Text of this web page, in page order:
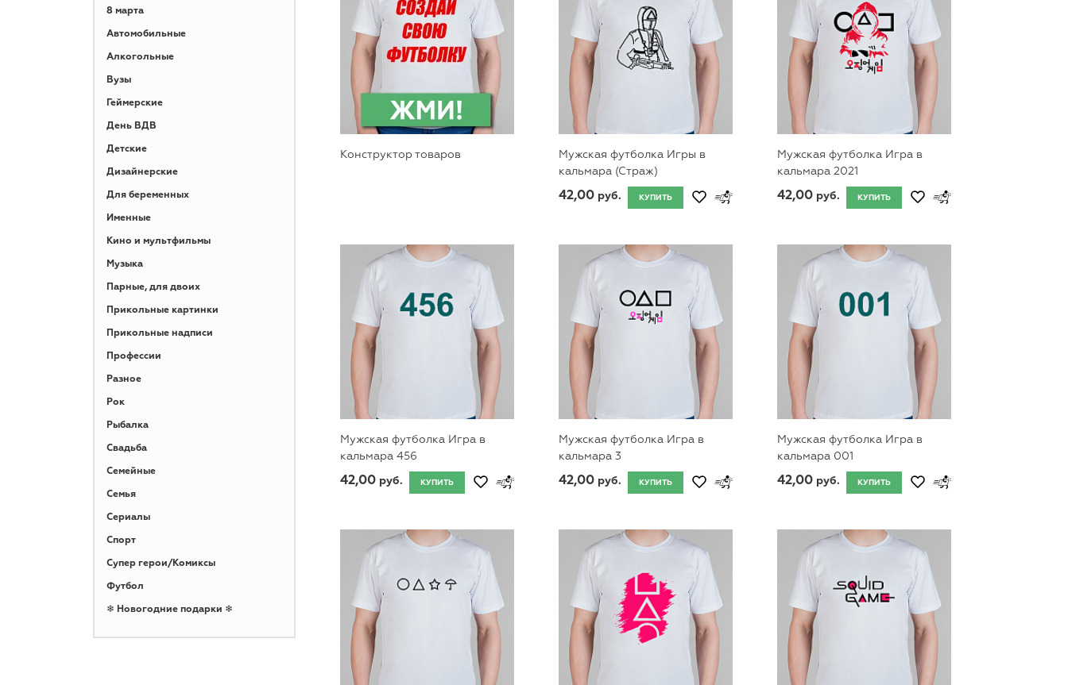
8 марта
Автомобильные
Алкогольные
Вузы
Геймерские
День ВДВ
Детские
Дизайнерские
Для беременных
Именные
Кино и мультфильмы
Музыка
Парные, для двоих
Прикольные картинки
Прикольные надписи
Профессии
Разное
Рок
Рыбалка
Свадьба
Семейные
Семья
Сериалы
Спорт
Супер герои/Комиксы
Футбол
❄ Новогодние подарки ❄
Конструктор товаров
Мужская футболка Игры в
кальмара (Страж)
КУПИТЬ
42,00 руб.
Мужская футболка Игра в
кальмара 2021
КУПИТЬ
42,00 руб.
Мужская футболка Игра в
кальмара 456
КУПИТЬ
42,00 руб.
Мужская футболка Игра в
кальмара 3
КУПИТЬ
42,00 руб.
Мужская футболка Игра в
кальмара 001
КУПИТЬ
42,00 руб.